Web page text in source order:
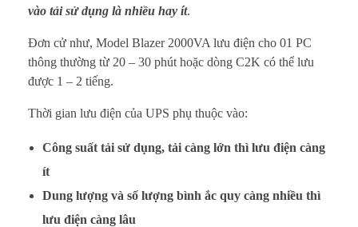
V
A
L
ư
u
Đ
vào tải sử dụng là nhiều hay ít.
Đơn cử như, Model Blazer 2000VA lưu điện cho 01 PC
thông thường từ 20 – 30 phút hoặc dòng C2K có thể lưu
được 1 – 2 tiếng.
Thời gian lưu điện của UPS phụ thuộc vào:
Công suất tải sử dụng, tải càng lớn thì lưu điện càng
ít
Dung lượng và số lượng bình ắc quy càng nhiều thì
lưu điện càng lâu